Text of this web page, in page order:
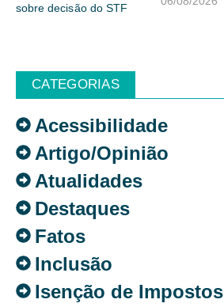
CATEGORIAS
Acessibilidade
Artigo/Opinião
Atualidades
Destaques
Fatos
Inclusão
Isenção de Impostos